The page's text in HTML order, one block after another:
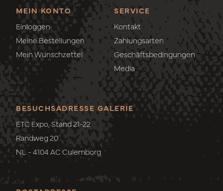
MEIN KONTO
Einloggen
Meine Bestellungen
Mein Wunschzettel
SERVICE
Kontakt
Zahlungsarten
Geschäftsbedingungen
Media
BESUCHSADRESSE GALERIE
ETC Expo, Stand 21-22
Randweg 20
NL - 4104 AC Culemborg